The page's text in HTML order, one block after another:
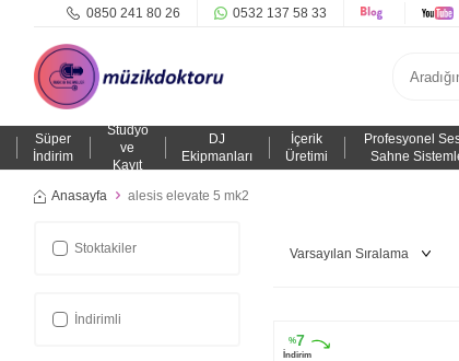
0850 241 80 26 0532 137 58 33
Süper
İndirim
Stüdyo
ve
Kayıt
DJ
Ekipmanları
İçerik
Üretimi
Profesyonel
Sahne
Anasayfa
alesis elevate 5 mk2
Stoktakiler
İndirimli
%7
İndirim